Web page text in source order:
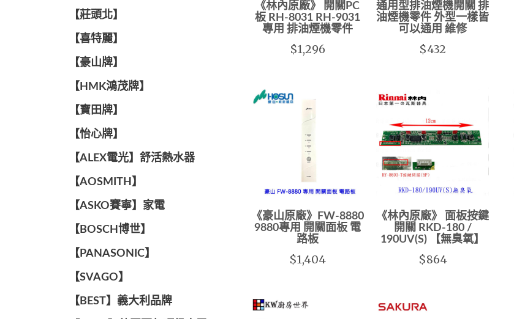
【莊頭北】
【喜特麗】
【豪山牌】
【HMK鴻茂牌】
【寶田牌】
️【怡心牌】️
️️【ALEX電光】舒活熱水器️️
【AOSMITH】
【ASKO賽寧】家電
【BOSCH博世】
️【PANASONIC】️
️【SVAGO】️
️【BEST】️義大利品牌
《林內原廠》 開關PC
板 RH-8031 RH-9031
專用 排油煙機零件
$1,296
通用型排油煙機開關 排
油煙機零件 外型一樣皆
可以通用 維修
$432
《豪山原廠》FW-8880
9880專用 開關面板 電
路板
$1,404
《林內原廠》 面板按鍵
開關 RKD-180 /
190UV(S) 【無臭氧】
$864